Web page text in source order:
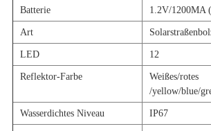
Batterie 1.2V/1200MA
Art
LED 12
Reflektor-Farbe
Weißes/rotes
/yellow/blue/
Wasserdichtes Niveau IP67